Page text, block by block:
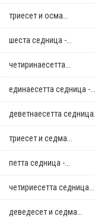
триесет и осма...
шеста седница -...
четиринаесетта...
единаесетта седница -...
деветнаесетта седница...
триесет и седма...
петта седница -...
четириесетта седница...
деведесет и седма...